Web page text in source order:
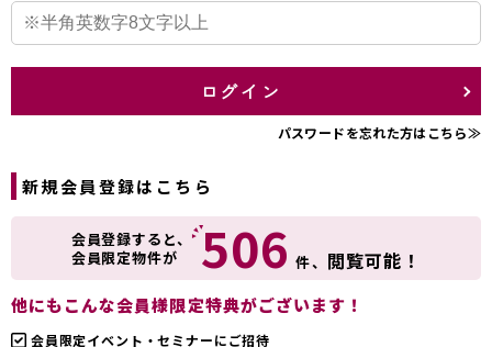
ログイン
パスワードを忘れた方はこちら≫
新規会員登録はこちら
会員登録すると、
会員限定物件が
506 件、 閲覧可能！
他にもこんな会員様限定特典がございます！
会員限定イベント・セミナーにご招待